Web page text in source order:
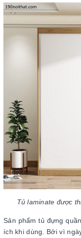
Tủ laminate được
Sản phẩm tủ đựng
ích khi dùng. Bởi vì